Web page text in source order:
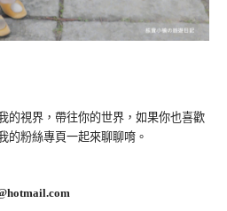
的視界，帶往你的世界，如果你也喜歡
的粉絲專頁一起來聊聊唷。